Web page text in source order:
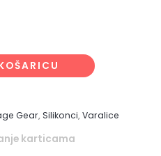
Gear,Silikonci,Varalice
karticama